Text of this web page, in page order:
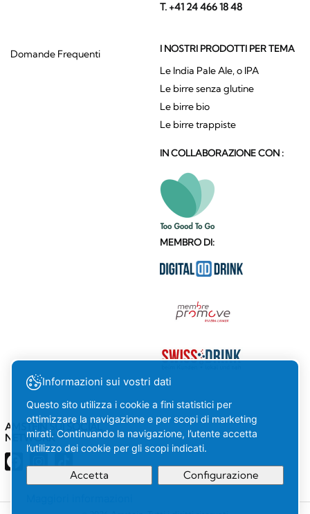
T. +41 24 466 18 48
Domande Frequenti I NOSTRI PRODOTTI PER TEMA
Le India Pale Ale, o IPA
Le birre senza glutine
Le birre bio
Le birre trappiste
IN COLLABORAZIONE CON :
MEMBRO DI:
AMSTEIN SUI SOCIAL
NETWORK
Informazioni sui vostri dati
Questo sito utilizza i cookie a fini statistici per
ottimizzare la navigazione e per scopi di marketing
mirati. Continuando la navigazione, l’utente accetta
l’utilizzo dei cookie per gli scopi indicati.
Accetta Configurazione